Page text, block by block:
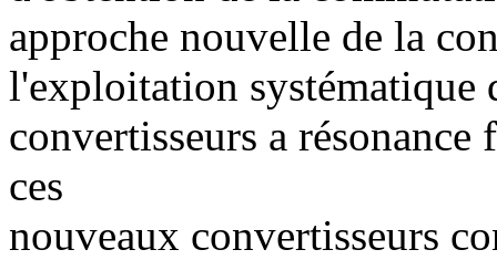
approche nouvelle de la
l'exploitation systématique
convertisseurs a
ces
nouveaux convertisseurs